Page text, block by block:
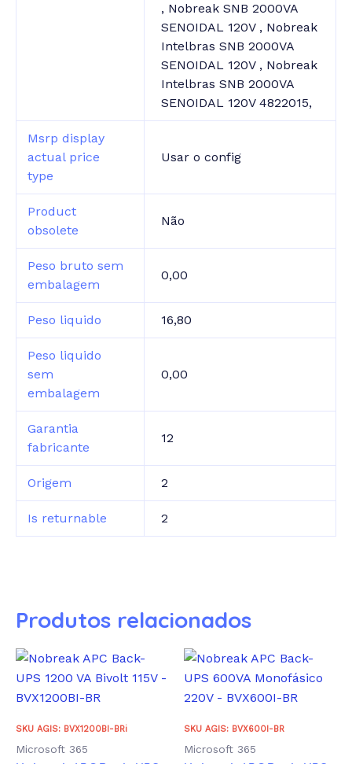
, Nobreak SNB 2000VA
SENOIDAL 120V , Nobreak
Intelbras SNB 2000VA
SENOIDAL 120V , Nobreak
Intelbras SNB 2000VA
SENOIDAL 120V 4822015,
Msrp display
actual price
type
Usar o config
Product
obsolete
Não
Peso bruto sem
embalagem
0,00
Peso liquido 16,80
Peso liquido
sem
embalagem
0,00
Garantia
fabricante
12
Origem 2
Is returnable 2
Produtos relacionados
SKU AGIS: BVX1200BI-BRi
Microsoft 365
SKU AGIS: BVX600I-BR
Microsoft 365